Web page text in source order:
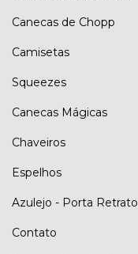
Canecas de Chopp
Camisetas
Squeezes
Canecas Mágicas
Chaveiros
Espelhos
Azulejo - Porta Retrato
Contato